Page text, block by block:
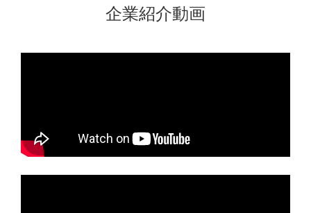
企業紹介動画